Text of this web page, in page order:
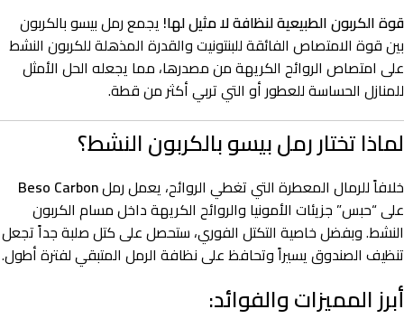
قوة الكربون الطبيعية لنظافة لا مثيل لها! يجمع رمل بيسو بالكربون
بين قوة الامتصاص الفائقة للبنتونيت والقدرة المذهلة للكربون النشط
على امتصاص الروائح الكريهة من مصدرها، مما يجعله الحل الأمثل
للمنازل الحساسة للعطور أو التي تربي أكثر من قطة.
لماذا تختار رمل بيسو بالكربون النشط؟
خلافاً للرمال المعطرة التي تغطي الروائح، يعمل رملBeso Carbon
على “حبس” جزيئات الأمونيا والروائح الكريهة داخل مسام الكربون
النشط. وبفضل خاصية التكتل الفوري، ستحصل على كتل صلبة جداً تجعل
تنظيف الصندوق يسيراً وتحافظ على نظافة الرمل المتبقي لفترة أطول.
أبرز المميزات والفوائد: